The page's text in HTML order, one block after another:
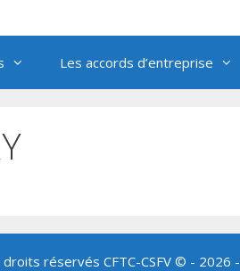
Les accords d’entreprise
droits réservés CFTC-CSFV© - 2026 -